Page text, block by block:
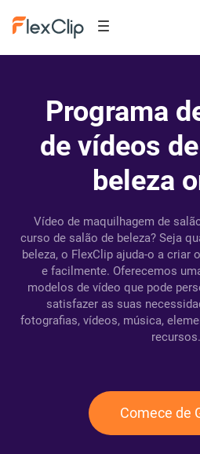
Programa
de vídeos
beleza
Vídeo de maquilhagem de
curso de salão de beleza? Seja
beleza, o FlexClip ajuda-o a criar
e facilmente. Oferecemos
modelos de vídeo que pode
satisfazer as suas
fotografias, vídeos, música,
recursos.
Comece de